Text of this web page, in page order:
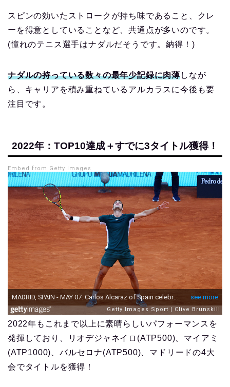
スピンの効いたストロークが持ち味であること、クレ
ーを得意としていることなど、共通点が多いのです。
(憧れのテニス選手はナダルだそうです。納得！)
ナダルの持っている数々の最年少記録に肉薄しなが
ら、キャリアを積み重ねているアルカラスに今後も要
注目です。
2022年：TOP10達成＋すでに3タイトル獲得！
Embed from Getty Images
2022年もこれまで以上に素晴らしいパフォーマンスを
発揮しており、リオデジャネイロ(ATP500)、マイアミ
(ATP1000)、バルセロナ(ATP500)、マドリードの4大
会でタイトルを獲得！